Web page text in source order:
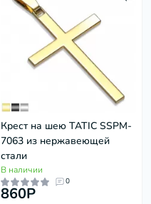
Крест на шею TATIC SSPM-
7063 из нержавеющей
стали
В наличии
0
860P